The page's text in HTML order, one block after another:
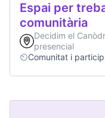
Espai per
comunitària
Decidim el
presencial
Comunitat i